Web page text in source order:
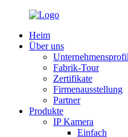
Heim
Über uns
Unternehmensprofil
Fabrik-Tour
Zertifikate
Firmenausstellung
Partner
Produkte
IP Kamera
Einfach